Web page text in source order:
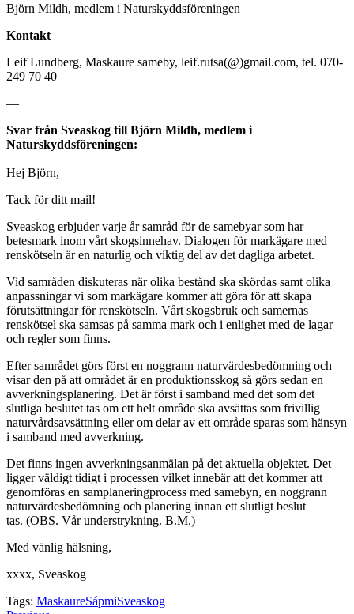
Björn Mildh, medlem i Naturskyddsföreningen
Kontakt
Leif Lundberg, Maskaure sameby, leif.rutsa(@)gmail.com, tel. 070-
249 70 40
—
Svar från Sveaskog till Björn Mildh, medlem i
Naturskyddsföreningen:
Hej Björn,
Tack för ditt mail!
Sveaskog erbjuder varje år samråd för de samebyar som har
betesmark inom vårt skogsinnehav. Dialogen för markägare med
renskötseln är en naturlig och viktig del av det dagliga arbetet.
Vid samråden diskuteras när olika bestånd ska skördas samt olika
anpassningar vi som markägare kommer att göra för att skapa
förutsättningar för renskötseln. Vårt skogsbruk och samernas
renskötsel ska samsas på samma mark och i enlighet med de lagar
och regler som finns.
Efter samrådet görs först en noggrann naturvärdesbedömning och
visar den på att området är en produktionsskog så görs sedan en
avverkningsplanering. Det är först i samband med det som det
slutliga beslutet tas om ett helt område ska avsättas som frivillig
naturvårdsavsättning eller om delar av ett område sparas som hänsyn
i samband med avverkning.
Det finns ingen avverkningsanmälan på det aktuella objektet. Det
ligger väldigt tidigt i processen vilket innebär att det kommer att
genomföras en samplaneringprocess med samebyn, en noggrann
naturvärdesbedömning och planering innan ett slutligt beslut
tas. (OBS. Vår understrykning. B.M.)
Med vänlig hälsning,
xxxx, Sveaskog
Tags: MaskaureSápmiSveaskog